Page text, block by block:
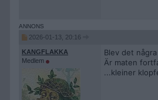
2026-01-13, 20:16
KANGFLAKKA
Medlem
Blev det
Är maten
...kleiner